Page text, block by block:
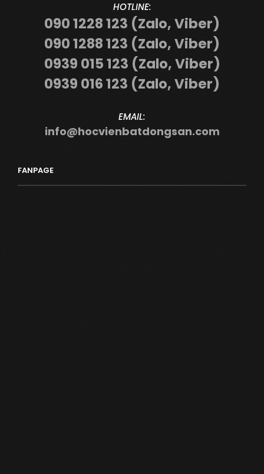
HOTLINE:
090 1228 123 (Zalo, Viber)
090 1288 123 (Zalo, Viber)
0939 015 123 (Zalo, Viber)
0939 016 123 (Zalo, Viber)
EMAIL:
info@hocvienbatdongsan.com
FANPAGE